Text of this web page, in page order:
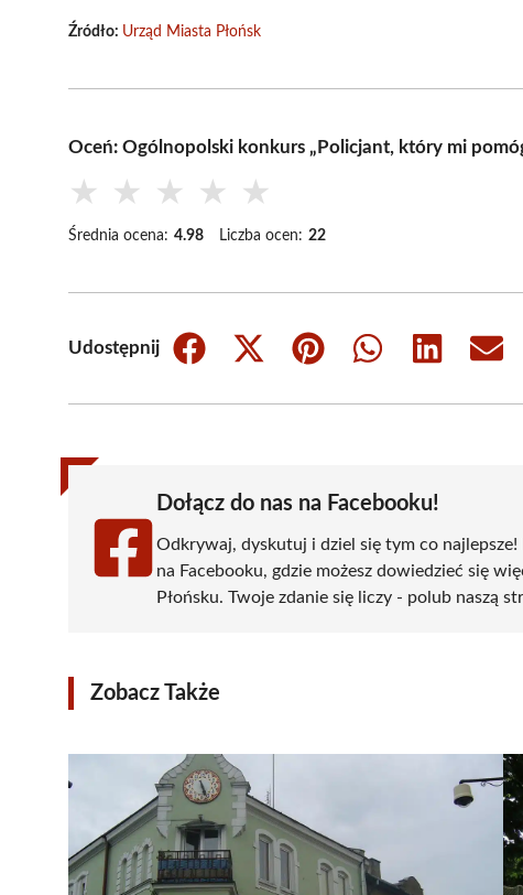
Źródło: Urząd Miasta Płońsk
Oceń: Ogólnopolski konkurs „Policjant, który mi
★ ★ ★ ★ ★
Średnia ocena: 4.98 Liczba ocen: 22
Udostępnij
Share
Share
(Twitter)
Share
Share
Share
Share
Dołącz do nas na Facebooku!
Odkrywaj, dyskutuj i dziel się tym co najlepsze!
na Facebooku, gdzie możesz dowiedzieć się
Płońsku. Twoje zdanie się liczy - polub naszą
Zobacz Także